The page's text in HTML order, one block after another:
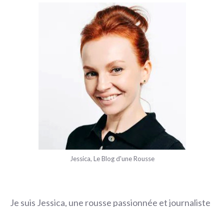
Jessica, Le Blog d'une Rousse
Je suis Jessica, une rousse passionnée et journaliste